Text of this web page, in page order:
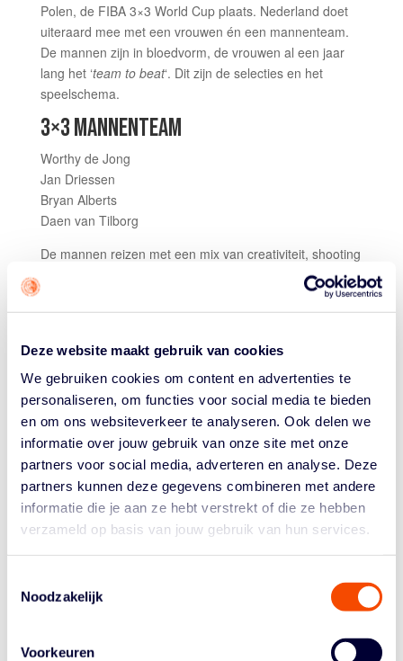
Deze website maakt gebruik van cookies
We gebruiken cookies om content en advertenties te
personaliseren, om functies voor social media te bieden
en om ons websiteverkeer te analyseren. Ook delen we
informatie over jouw gebruik van onze site met onze
partners voor social media, adverteren en analyse. Deze
partners kunnen deze gegevens combineren met andere
informatie die je aan ze hebt verstrekt of die ze hebben
verzameld op basis van jouw gebruik van hun services.
Noodzakelijk
Voorkeuren
Polen, de FIBA 3×3 World Cup plaats. Nederland doet
uiteraard mee met een vrouwen én een mannenteam.
De mannen zijn in bloedvorm, de vrouwen al een jaar
lang het ‘team to beat‘. Dit zijn de selecties en het
speelschema.
3×3 MANNENTEAM
Worthy de Jong
Jan Driessen
Bryan Alberts
Daen van Tilborg
De mannen reizen met een mix van creativiteit, shooting
naar Polen. Het is het debuut voor
Daen van Tilborg. Hij draait al een tijd mee in het
programma en imponeerde de laatste tijd dermate dat
3×3 VROUWENTEAM
Noortje Driessen
Ilse Kuijt
Lotte van Kruistum
Zoë Slagter
Noortje en Ilse zijn 3×3royalty: ze maakten deel uit van
het team dat vorig jaar wereldkampioen werd. Van die
ploeg (zie foto boven, via Fiba3x3) zijn Janis Ndiba
Boonstra en Evelien Lutje Schipholt er niet bij. Lotte van
Kruistum en Zoë Slagter, die vorig jaar wél Europees
kampioen werden naast Noor en Janis, vervangen hen.